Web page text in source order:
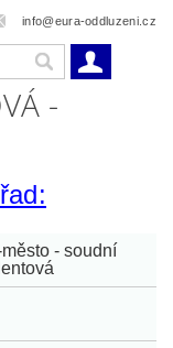
info@eura-oddluzeni.cz
-
- soudní